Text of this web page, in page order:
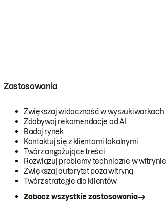
Zastosowania
Zwiększaj widoczność w wyszukiwarkach
Zdobywaj rekomendacje od AI
Badaj rynek
Kontaktuj się z klientami lokalnymi
Twórz angażujące treści
Rozwiązuj problemy techniczne w witrynie
Zwiększaj autorytet poza witryną
Twórz strategie dla klientów
Zobacz wszystkie zastosowania